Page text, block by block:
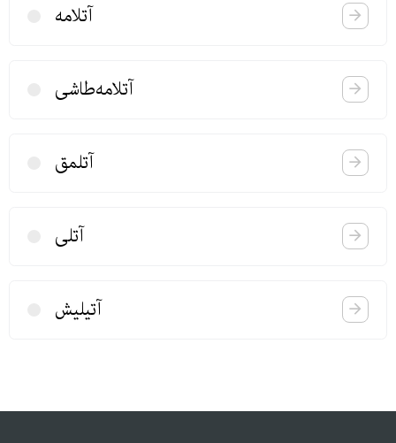
آتلامه
آتلامه‌طاشی
آتلمق
آتلی
آتیلیش